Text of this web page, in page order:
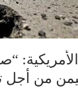
من أجل